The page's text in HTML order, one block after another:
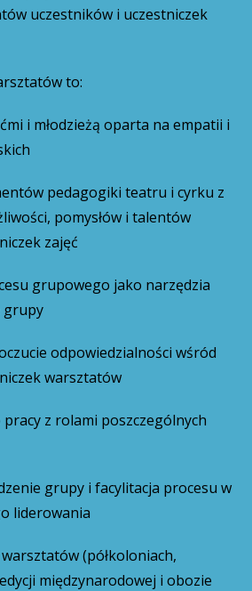
uczestników i uczestniczek
to:
i młodzieżą oparta na empatii i
pedagogiki teatru i cyrku z
pomysłów i talentów
zajęć
grupowego jako narzędzia
grupy
odpowiedzialności wśród
warsztatów
z rolami poszczególnych
grupy i facylitacja procesu w
liderowania
(półkoloniach,
międzynarodowej i obozie